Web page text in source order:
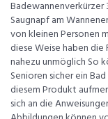
Saugnapf am
von kleinen Personen
diese Weise haben die
nahezu unmöglich So
Senioren sicher ein
diesem Produkt
sich an die